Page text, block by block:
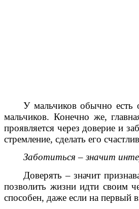
У мальчиков обычно есть
мальчиков. Конечно же,
проявляется через доверие и
стремление, сделать его
Заботиться–значит
Доверять – значит
позволить жизни идти своим
способен, даже если на первый